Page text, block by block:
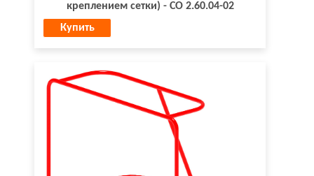
креплением сетки) - СО 2.60.04-02
Купить